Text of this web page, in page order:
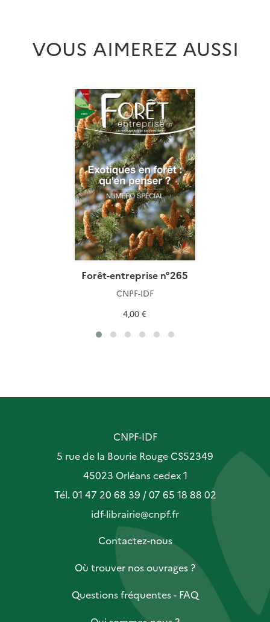
VOUS AIMEREZ AUSSI
Forêt-entreprise n°265
CNPF-IDF
4,00 €
CNPF-IDF
5 rue de la Bourie Rouge CS52349
45023 Orléans cedex 1
Tél. 01 47 20 68 39 / 07 65 18 88 02
idf-librairie@cnpf.fr
Contactez-nous
Où trouver nos ouvrages ?
Questions fréquentes - FAQ